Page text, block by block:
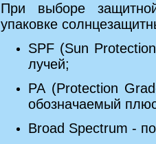
При выборе
упаковке
SPF (Sun
лучей;
PA (Protection
обозначаемый
Broad Spectrum -